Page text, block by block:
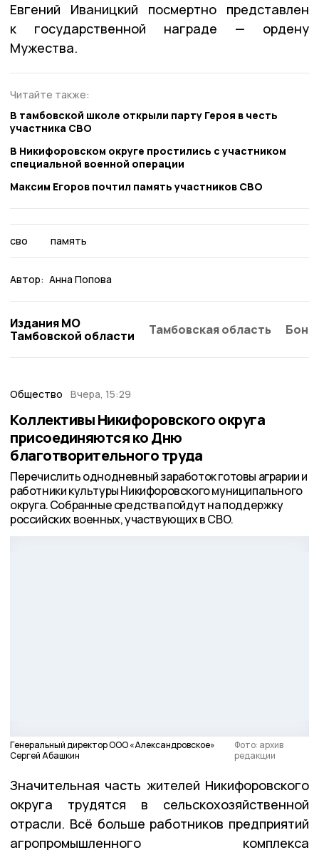
Евгений Иваницкий посмертно представлен
к государственной награде — ордену
Мужества.
Читайте также:
В тамбовской школе открыли парту Героя в честь
участника СВО
В Никифоровском округе простились с участником
специальной военной операции
Максим Егоров почтил память участников СВО
сво память
Автор: Анна Попова
Издания МО
Тамбовской области
Тамбовская область
Общество Вчера, 15:29
Коллективы Никифоровского округа
присоединяются ко Дню
благотворительного труда
Перечислить однодневный заработок готовы аграрии и
работники культуры Никифоровского муниципального
округа. Собранные средства пойдут на поддержку
российских военных, участвующих в СВО.
Генеральный директор ООО «Александровское»
Сергей Абашкин
Фото: архив
редакции
Значительная часть жителей Никифоровского
округа трудятся в сельскохозяйственной
отрасли. Всё больше работников предприятий
агропромышленного комплекса